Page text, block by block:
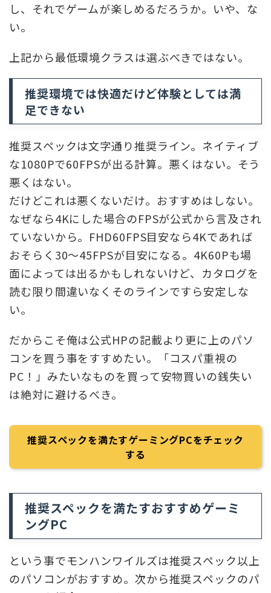
し、それでゲームが楽しめるだろうか。いや、な
い。
上記から最低環境クラスは選ぶべきではない。
推奨環境では快適だけど体験としては満
足できない
推奨スペックは文字通り推奨ライン。ネイティブ
な1080Pで60FPSが出る計算。悪くはない。そう
悪くはない。
だけどこれは悪くないだけ。おすすめはしない。
なぜなら4Kにした場合のFPSが公式から言及され
ていないから。FHD60FPS目安なら4Kであれば
おそらく30～45FPSが目安になる。4K60Pも場
面によっては出るかもしれないけど、カタログを
読む限り間違いなくそのラインですら安定しな
い。
だからこそ俺は公式HPの記載より更に上のパソ
コンを買う事をすすめたい。「コスパ重視の
PC！」みたいなものを買って安物買いの銭失い
は絶対に避けるべき。
推奨スペックを満たすゲーミングPCをチェック
する
推奨スペックを満たすおすすめゲーミ
ングPC
という事でモンハンワイルズは推奨スペック以上
のパソコンがおすすめ。次から推奨スペックのパ